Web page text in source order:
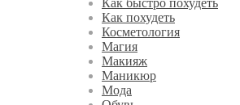
Как похудеть
Косметология
Магия
Макияж
Маникюр
Мода